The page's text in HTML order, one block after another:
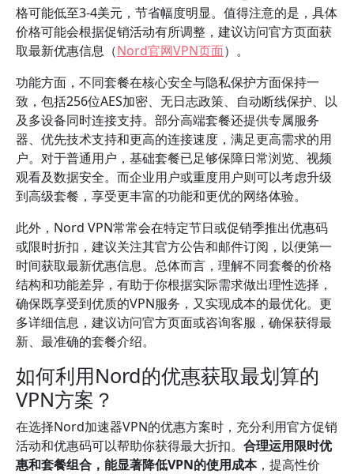
格可能低至3-4美元，节省幅度明显。值得注意的是，具体
价格可能会根据促销活动有所调整，建议访问官方页面获
取最新优惠信息（Nord官网VPN页面）。
功能方面，不同套餐在核心安全与隐私保护方面保持一
致，包括256位AES加密、无日志政策、自动断线保护、以
及多设备同时连接支持。部分高端套餐还提供专属服务
器、优先技术支持和更高的连接速度，满足更高需求的用
户。对于普通用户，基础套餐已足够保障日常浏览、视频
观看及数据安全。而企业用户或重度用户则可以考虑升级
到高级套餐，享受更丰富的功能和更优的网络体验。
此外，Nord VPN常常会在特定节日或促销季推出优惠码
或限时折扣，建议关注其官方公告和邮件订阅，以便第一
时间获取最新优惠信息。总体而言，理解不同套餐的价格
结构和功能差异，有助于你根据实际需求做出理性选择，
确保既享受到优质的VPN服务，又实现成本的最优化。更
多详细信息，建议访问官方页面或咨询客服，确保获得最
新、最准确的套餐介绍。
如何利用Nord的优惠获取最划算的
VPN方案？
在选择Nord加速器VPN的优惠方案时，充分利用官方促销
活动和优惠码可以帮助你获得最大折扣。 合理运用限时优
惠和套餐组合，能显著降低VPN的使用成本，提高性价